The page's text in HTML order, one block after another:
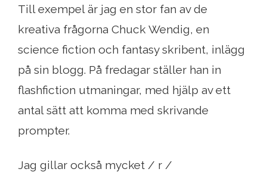
Till exempel är jag en stor fan av de
kreativa frågorna Chuck Wendig, en
science fiction och fantasy skribent, inlägg
på sin blogg. På fredagar ställer han in
flashfiction utmaningar, med hjälp av ett
antal sätt att komma med skrivande
prompter.
Jag gillar också mycket / r /